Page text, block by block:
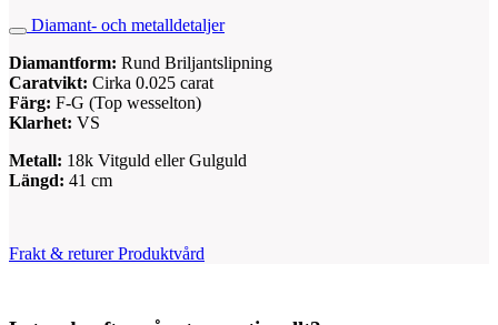
Diamant- och metalldetaljer
Diamantform: Rund Briljantslipning
Caratvikt: Cirka 0.025 carat
Färg: F-G (Top wesselton)
Klarhet: VS
Metall: 18k Vitguld eller Gulguld
Längd: 41 cm
Frakt & returer Produktvård